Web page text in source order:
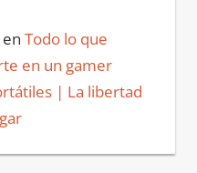
en Todo lo que
en un gamer
| La libertad